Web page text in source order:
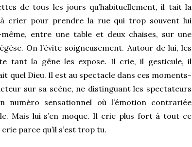
de tous les jours qu’habituellement, il tait la
crier pour prendre la rue qui trop souvent lui
entre une table et deux chaises, sur une
On l’évite soigneusement. Autour de lui, les
tant la gêne les expose. Il crie, il gesticule, il
quel Dieu. Il est au spectacle dans ces moments-
sur sa scène, ne distinguant les spectateurs
numéro sensationnel où l’émotion contrariée
Mais lui s’en moque. Il crie plus fort à tout ce
parce qu’il s’est trop tu.